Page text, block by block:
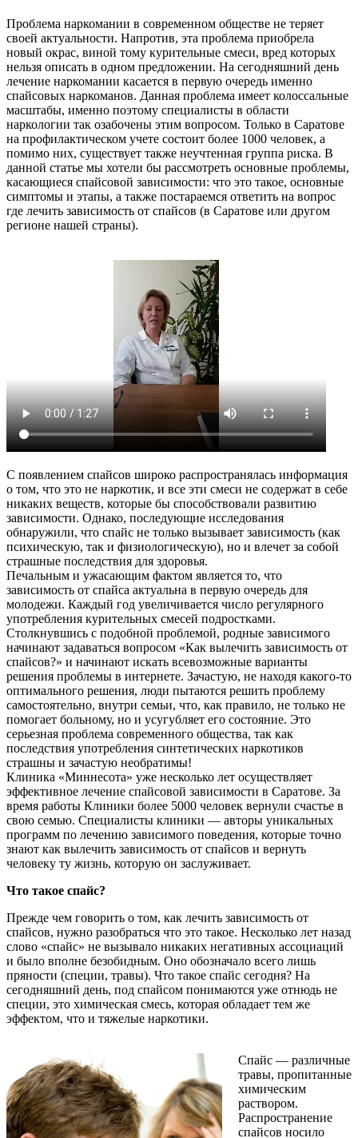
Проблема наркомании в современном обществе не теряет
своей актуальности. Напротив, эта проблема приобрела
новый окрас, виной тому курительные смеси, вред которых
нельзя описать в одном предложении. На сегодняшний день
лечение наркомании касается в первую очередь именно
спайсовых наркоманов. Данная проблема имеет колоссальные
масштабы, именно поэтому специалисты в области
наркологии так озабочены этим вопросом. Только в Саратове
на профилактическом учете состоит более 1000 человек, а
помимо них, существует также неучтенная группа риска. В
данной статье мы хотели бы рассмотреть основные проблемы,
касающиеся спайсовой зависимости: что это такое, основные
симптомы и этапы, а также постараемся ответить на вопрос
где лечить зависимость от спайсов (в Саратове или другом
регионе нашей страны).
С появлением спайсов широко распространялась информация
о том, что это не наркотик, и все эти смеси не содержат в себе
никаких веществ, которые бы способствовали развитию
зависимости. Однако, последующие исследования
обнаружили, что спайс не только вызывает зависимость (как
психическую, так и физиологическую), но и влечет за собой
страшные последствия для здоровья.
Печальным и ужасающим фактом является то, что
зависимость от спайса актуальна в первую очередь для
молодежи. Каждый год увеличивается число регулярного
употребления курительных смесей подростками.
Столкнувшись с подобной проблемой, родные зависимого
начинают задаваться вопросом «Как вылечить зависимость от
спайсов?» и начинают искать всевозможные варианты
решения проблемы в интернете. Зачастую, не находя какого-то
оптимального решения, люди пытаются решить проблему
самостоятельно, внутри семьи, что, как правило, не только не
помогает больному, но и усугубляет его состояние. Это
серьезная проблема современного общества, так как
последствия употребления синтетических наркотиков
страшны и зачастую необратимы!
Клиника «Миннесота» уже несколько лет осуществляет
эффективное лечение спайсовой зависимости в Саратове. За
время работы Клиники более 5000 человек вернули счастье в
свою семью. Специалисты клиники — авторы уникальных
программ по лечению зависимого поведения, которые точно
знают как вылечить зависимость от спайсов и вернуть
человеку ту жизнь, которую он заслуживает.
Что такое спайс?
Прежде чем говорить о том, как лечить зависимость от
спайсов, нужно разобраться что это такое. Несколько лет назад
слово «спайс» не вызывало никаких негативных ассоциаций
и было вполне безобидным. Оно обозначало всего лишь
пряности (специи, травы). Что такое спайс сегодня? На
сегодняшний день, под спайсом понимаются уже отнюдь не
специи, это химическая смесь, которая обладает тем же
эффектом, что и тяжелые наркотики.
Спайс — различные
травы, пропитанные
химическим
раствором.
Распространение
спайсов носило